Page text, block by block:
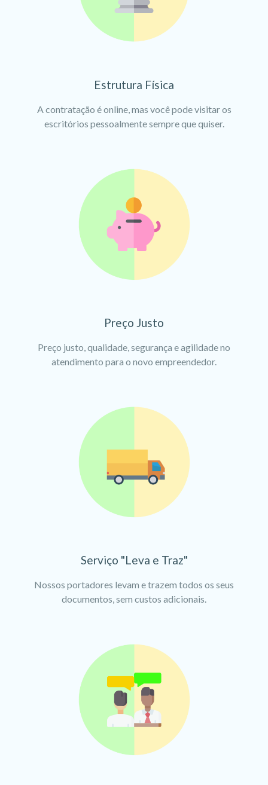
Estrutura Física
A contratação é online, mas você pode visitar os
escritórios pessoalmente sempre que quiser.
Preço Justo
Preço justo, qualidade, segurança e agilidade no
atendimento para o novo empreendedor.
Serviço "Leva e Traz"
Nossos portadores levam e trazem todos os seus
documentos, sem custos adicionais.